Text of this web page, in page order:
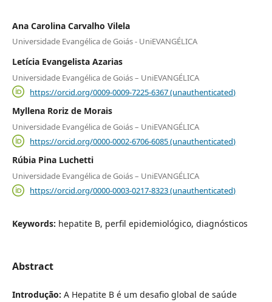
Ana Carolina Carvalho Vilela
Universidade Evangélica de Goiás - UniEVANGÉLICA
Letícia Evangelista Azarias
Universidade Evangélica de Goiás – UniEVANGÉLICA
https://orcid.org/0009-0009-7225-6367 (unauthenticated)
Myllena Roriz de Morais
Universidade Evangélica de Goiás – UniEVANGÉLICA
https://orcid.org/0000-0002-6706-6085 (unauthenticated)
Rúbia Pina Luchetti
Universidade Evangélica de Goiás – UniEVANGÉLICA
https://orcid.org/0000-0003-0217-8323 (unauthenticated)
Keywords: hepatite B, perfil epidemiológico, diagnósticos
Abstract
Introdução: A Hepatite B é um desafio global de saúde